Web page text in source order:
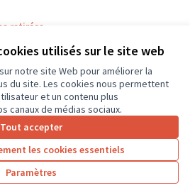
utilisés sur le site web
notre site Web pour améliorer la
du site. Les cookies nous permettent
et un contenu plus
canaux de médias sociaux.
Tout accepter
les cookies essentiels
Paramètres
retirées
Decidim .
Licence
(Lien